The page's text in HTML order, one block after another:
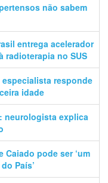
não sabem
entrega acelerador
radioterapia no SUS
especialista responde
idade
neurologista explica
Caiado pode ser ‘um
País’